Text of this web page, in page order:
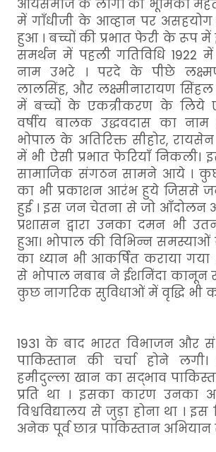
आर्यसमाज के लोगों की भूमिका
में गाँधीजी के आव्हान पर
हुआ । बच्चों की प्रभात फेरी के रूप
समर्थन में पहली गतिविधि 1922
नाम उभरे । परदे के पीछे
लालसिंह, और लक्ष्मीनारायण
में बच्चों के एकत्रीकरण के लिये
वर्षीय बालक उद्धवदास का
भोपाल के अतिरिक्त सीहोर,
में भी ऐसी प्रभात फेरियाँ
सामाजिक संगठन सामने आये । कुछ
का भी प्रकाशन आरंभ हुये जिससे
हुई । इस जन चेतना से जो आँदोलन
प्रशासन द्वारा उनका दमन भी
हुआ। भोपाल की विभिन्न समस्याओं
का ध्यान भी आकर्षित कराया गया
से भोपाल नबाब ने ईशनिंदा कानून
कुछ नागरिक सुविधाओं में वृद्धि भी
1931 के बाद भारत विभाजन और
पाकिस्तान की चर्चा होने
हमीदुल्ला खान का सद्भाव
प्रति था । इसका कारण उनका
विश्वविद्यालय से जुड़ा होना था । इस
अनेक पूर्व छात्र पाकिस्तान